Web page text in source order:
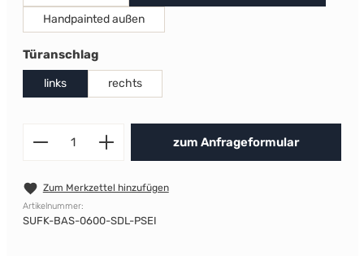
Handpainted außen
Türanschlagauswählen
links rechts
Produkt Anzahl: Gib den
zum Anfrageformular
Zum Merkzettel hinzufügen
Artikelnummer:
SUFK-BAS-0600-SDL-PSEI